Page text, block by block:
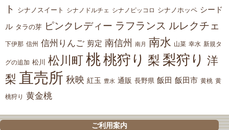
ト
シナノスイート シナノドルチェ シナノピッコロ シナノホッペ シード
ル タラの芽 ピンクレディー ラフランス ルレクチェ
下伊那 信州 信州りんご 剪定 南信州 南月 南水 山菜 幸水 新規タ
グの追加 松川 松川町 桃桃狩り 梨 梨狩り 洋
梨 直売所 秋映 紅玉 豊水 通販 長野県 飯田 飯田市 黄桃 黄
桃狩り 黄金桃
ご利用案内